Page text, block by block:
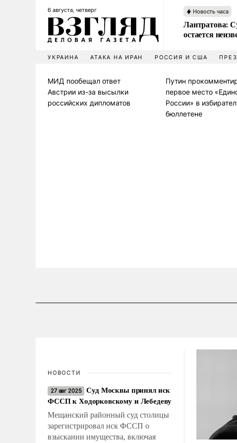
6 августа, четверг Новость часа
Лантратова:
остается
УКРАИНА АТАКА НА ИРАН РОССИЯ И США
МИД пообещал ответ
Австрии из-за высылки
российских дипломатов
Путин
первое место
России» в
бюллетене
НОВОСТИ
27 авг 2025
Суд Москвы принял иск
ФССП к Ходорковскому и Лебедеву
Мещанский районный суд столицы
зарегистрировал иск ФССП о
взыскании имущества, включая